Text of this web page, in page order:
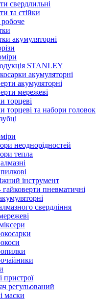
свердлильні
та стійки
акумуляторні
STANLEY
акумуляторні
акумуляторні
мережеві
торцеві
торцеві та набори головок
неоднорідностей
тепла
інструмент
гайковерти пневматичні
свердління
пристрої
регульований
маски